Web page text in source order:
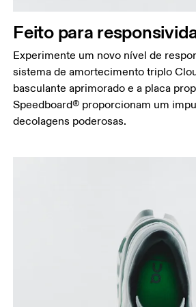
Feito para
Experimente um novo nível de
sistema de amortecimento triplo
basculante aprimorado e a placa
Speedboard® proporcionam um
decolagens poderosas.